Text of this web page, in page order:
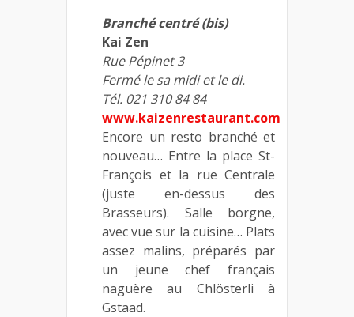
Branché centré (bis)
Kai Zen
Rue Pépinet 3
Fermé le sa midi et le di.
Tél. 021 310 84 84
www.kaizenrestaurant.com
Encore un resto branché et
nouveau… Entre la place St-
François et la rue Centrale
(juste en-dessus des
Brasseurs). Salle borgne,
avec vue sur la cuisine… Plats
assez malins, préparés par
un jeune chef français
naguère au Chlösterli à
Gstaad.